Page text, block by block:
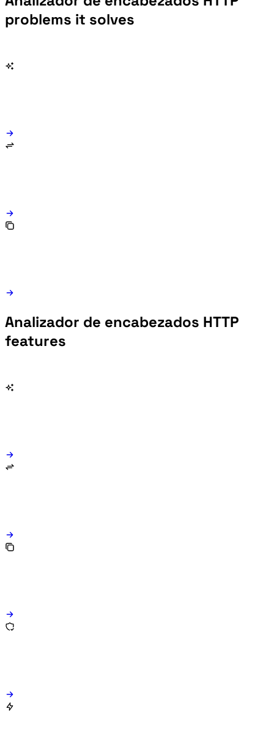
problems it solves
Analizador de encabezados HTTP
features